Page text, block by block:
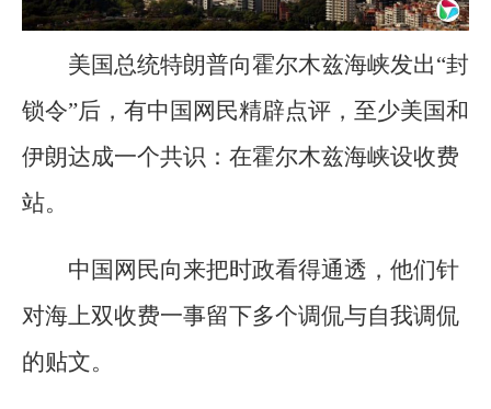
美国总统特朗普向霍尔木兹海峡发出“封
锁令”后，有中国网民精辟点评，至少美国和
伊朗达成一个共识：在霍尔木兹海峡设收费
站。
中国网民向来把时政看得通透，他们针
对海上双收费一事留下多个调侃与自我调侃
的贴文。